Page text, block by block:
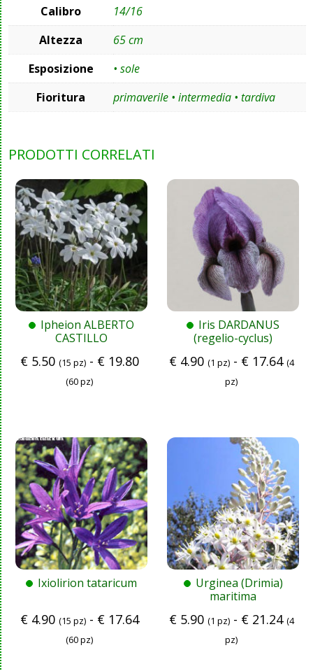
Calibro
14/16
Altezza
65 cm
Esposizione
• sole
Fioritura
primaverile • intermedia • tardiva
PRODOTTI CORRELATI
Ipheion ALBERTO
CASTILLO
€5.50 (15 pz)- €19.80
(60 pz)
Iris DARDANUS
(regelio-cyclus)
€4.90 (1 pz)- €17.64 (4
pz)
Ixiolirion tataricum
€4.90 (15 pz)- €17.64
(60 pz)
Urginea (Drimia)
maritima
€5.90 (1 pz)- €21.24 (4
pz)